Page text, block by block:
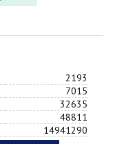
2193
7015
32635
48811
14941290